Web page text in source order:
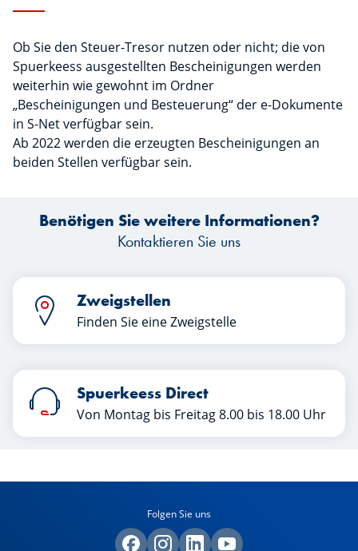
Ob Sie den Steuer-Tresor nutzen oder nicht; die von
Spuerkeess ausgestellten Bescheinigungen werden
weiterhin wie gewohnt im Ordner
„Bescheinigungen und Besteuerung“ der e-Dokumente
in S-Net verfügbar sein.
Ab 2022 werden die erzeugten Bescheinigungen an
beiden Stellen verfügbar sein.
Benötigen Sie weitere Informationen?
Kontaktieren Sie uns
Zweigstellen
Finden Sie eine Zweigstelle
Spuerkeess Direct
Von Montag bis Freitag 8.00 bis 18.00 Uhr
Folgen Sie uns